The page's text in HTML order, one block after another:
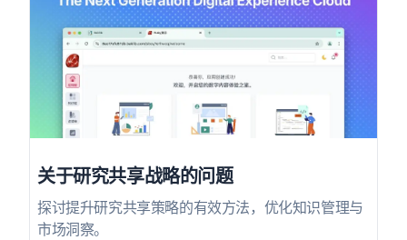
关于研究共享战略的问题
探讨提升研究共享策略的有效方法，优化知识管理与
市场洞察。